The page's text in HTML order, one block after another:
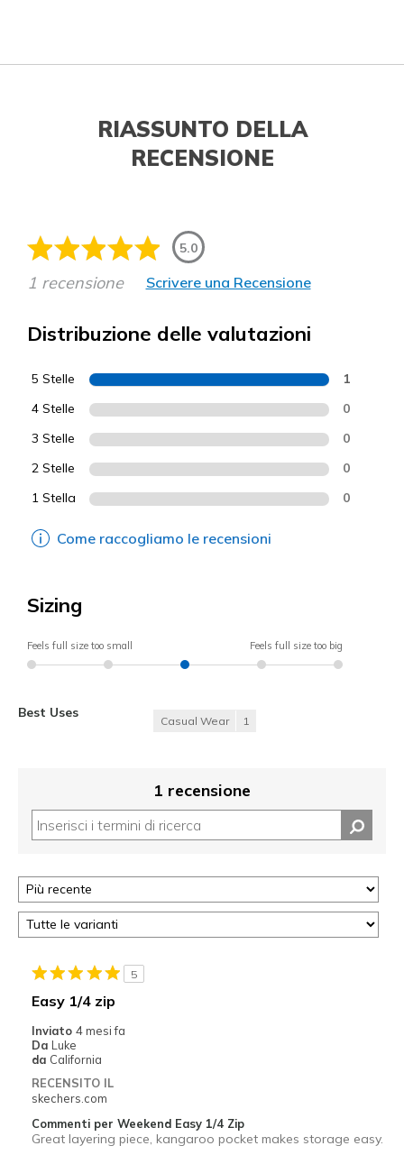
RIASSUNTO DELLA
RECENSIONE
5.0
1 recensione Scrivere una Recensione
Distribuzione delle valutazioni
5 Stelle 1
4 Stelle 0
3 Stelle 0
2 Stelle 0
1 Stella 0
Come raccogliamo le recensioni
Sizing
Feels full size too small Feels full size too big
Best Uses
Casual Wear 1
1 recensione
5
Easy 1/4 zip
Inviato 4 mesi fa
Da Luke
da California
RECENSITO IL
skechers.com
Commenti per Weekend Easy 1/4 Zip
Great layering piece, kangaroo pocket makes storage easy.